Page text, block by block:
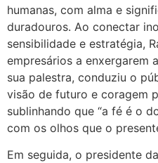
humanas, com alma e
duradouros. Ao conectar
sensibilidade e estratégia,
empresários a enxergarem
sua palestra, conduziu o
visão de futuro e coragem
sublinhando que “a fé é o
com os olhos que o
Em seguida, o presidente